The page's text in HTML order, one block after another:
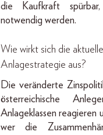
die Kaufkraft spürbar,
notwendig werden.
Wie wirkt sich die
Anlagestrategie aus?
Die veränderte
österreichische
Anlageklassen reagieren
wer die